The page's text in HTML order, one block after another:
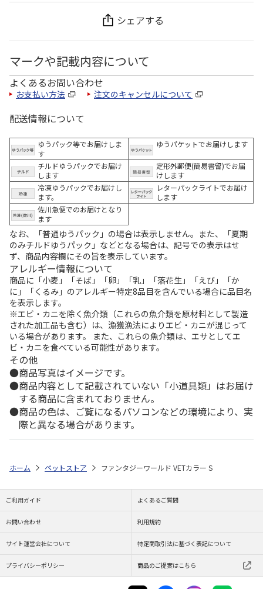
シェアする
マークや記載内容について
よくあるお問い合わせ
お支払い方法 注文のキャンセルについて
配送情報について
ゆうパック等でお届けしま
す
ゆうパケットでお届けします
チルドゆうパックでお届け
します
定形外郵便(簡易書留)でお届
けします
冷凍ゆうパックでお届けし
ます。
レターパックライトでお届け
します
佐川急便でのお届けとなり
ます
なお、「普通ゆうパック」の場合は表示しません。また、「夏期
のみチルドゆうパック」などとなる場合は、記号での表示はせ
ず、商品内容欄にその旨を表示しています。
アレルギー情報について
商品に「小麦」「そば」「卵」「乳」「落花生」「えび」「か
に」「くるみ」のアレルギー特定8品目を含んでいる場合に品目名
を表示します。
※エビ・カニを除く魚介類（これらの魚介類を原材料として製造
された加工品も含む）は、漁獲漁法によりエビ・カニが混じって
いる場合があります。 また、これらの魚介類は、エサとしてエ
ビ・カニを食べている可能性があります。
その他
商品写真はイメージです。
商品内容として記載されていない「小道具類」はお届け
する商品に含まれておりません。
商品の色は、ご覧になるパソコンなどの環境により、実
際と異なる場合があります。
ホーム ペットストア ファンタジーワールド VETカラー S
ご利用ガイド よくあるご質問
お問い合わせ 利用規約
サイト運営会社について 特定商取引法に基づく表記について
プライバシーポリシー 商品のご提案はこちら